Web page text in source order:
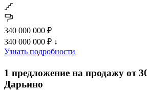
340 000 000 ₽
340 000 000 ₽ ↓
Узнать подробности
1 предложение на продажу от
Дарьино